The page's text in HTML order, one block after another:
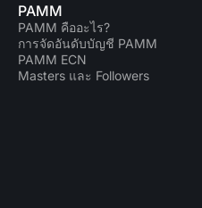
PAMM
PAMM คืออะไร?
การจัดอันดับบัญชี PAMM
PAMM ECN
Masters และ Followers